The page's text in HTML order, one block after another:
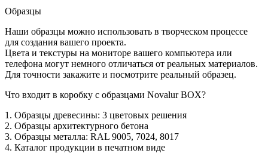
Образцы
Наши образцы можно использовать в творческом процессе
для создания вашего проекта.
Цвета и текстуры на мониторе вашего компьютера или
телефона могут немного отличаться от реальных материалов.
Для точности закажите и посмотрите реальный образец.
Что входит в коробку с образцами Novalur BOX?
1. Образцы древесины: 3 цветовых решения
2. Образцы архитектурного бетона
3. Образцы металла: RAL 9005, 7024, 8017
4. Каталог продукции в печатном виде